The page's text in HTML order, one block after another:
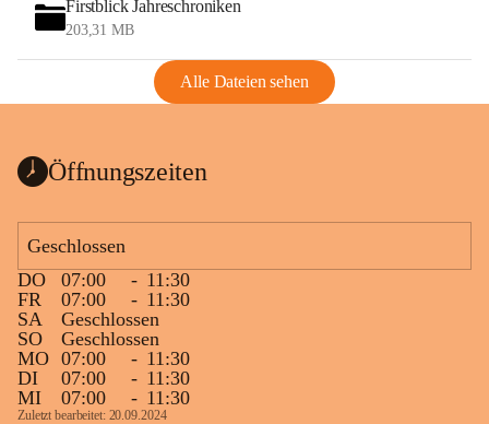
Firstblick Jahreschroniken
203,31 MB
Alle Dateien sehen
Öffnungszeiten
Geschlossen
DO
07:00 - 11:30
FR
07:00 - 11:30
SA
Geschlossen
SO
Geschlossen
MO 07:00 - 11:30
DI
07:00 - 11:30
MI
07:00 - 11:30
Zuletzt bearbeitet: 20.09.2024